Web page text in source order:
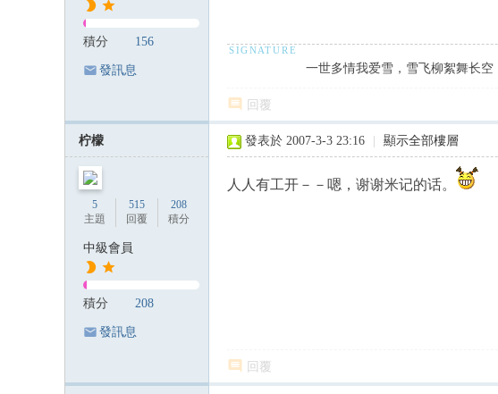
:::
積分 156
發訊息 一世多情我爱雪，雪飞柳絮舞长空
回覆
柠檬
5
主題
515
回覆
208
積分
中級會員
積分 208
發訊息
發表於 2007-3-3 23:16 顯示全部樓層
人人有工开－－嗯，谢谢米记的话。
回覆